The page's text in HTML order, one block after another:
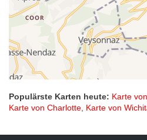
Populärste Karten heute: Karte
Karte von Charlotte, Karte von